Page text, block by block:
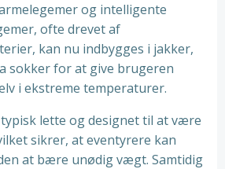
og intelligente
ofte drevet af
kan nu indbygges i jakker,
sokker for at give brugeren
i ekstreme temperaturer.
lette og designet til at være
sikrer, at eventyrere kan
at bære unødig vægt. Samtidig